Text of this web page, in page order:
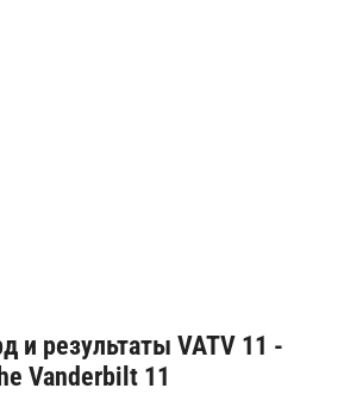
и результаты VATV 11 -
Vanderbilt 11